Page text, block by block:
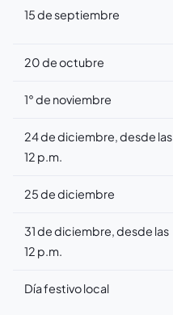
15 de septiembre
20 de octubre
1° de noviembre
24 de diciembre, desde las
12 p.m.
25 de diciembre
31 de diciembre, desde las
12 p.m.
Día festivo local